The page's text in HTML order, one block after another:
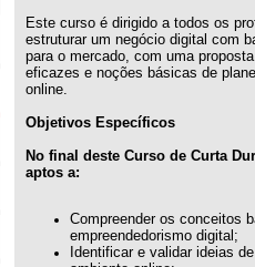
Este curso é dirigido a todos os
estruturar um negócio digital com
para o mercado, com uma
eficazes e noções básicas de
online.
Objetivos Específicos
No final deste Curso de Curta
aptos a:
Compreender os conceitos
empreendedorismo digital;
Identificar e validar ideias